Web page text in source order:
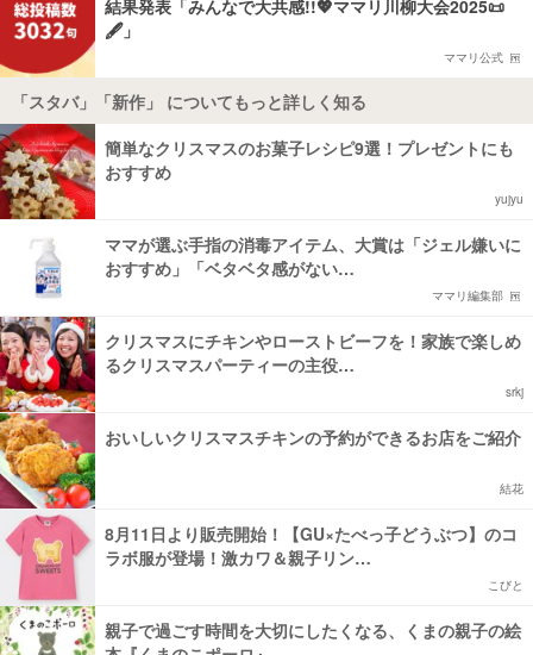
結果発表「みんなで大共感!!💖ママリ川柳大会2025📜
🖋️」
ママリ公式
「スタバ」「新作」 についてもっと詳しく知る
簡単なクリスマスのお菓子レシピ9選！プレゼントにも
おすすめ
yujyu
ママが選ぶ手指の消毒アイテム、大賞は「ジェル嫌いに
おすすめ」「ベタベタ感がない…
ママリ編集部
クリスマスにチキンやローストビーフを！家族で楽しめ
るクリスマスパーティーの主役…
srkj
おいしいクリスマスチキンの予約ができるお店をご紹介
結花
8月11日より販売開始！【GU×たべっ子どうぶつ】のコ
ラボ服が登場！激カワ＆親子リン…
こびと
親子で過ごす時間を大切にしたくなる、くまの親子の絵